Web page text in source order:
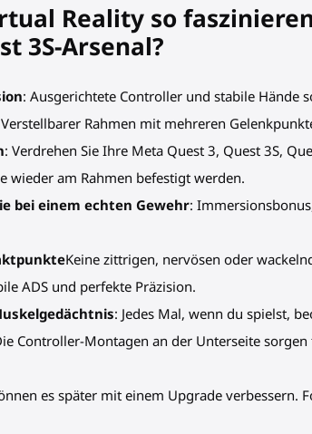
Reality so
3S-Arsenal?
: Ausgerichtete Controller und stabile Hände
Rahmen mit mehreren
: Verdrehen Sie Ihre Meta Quest 3, Quest 3S,
wieder am Rahmen befestigt werden.
bei einem echten Gewehr:
Keine zittrigen, nervösen oder
ADS und perfekte Präzision.
: Jedes Mal, wenn du spielst,
Controller-Montagen an der Unterseite
es später mit einem Upgrade verbessern.